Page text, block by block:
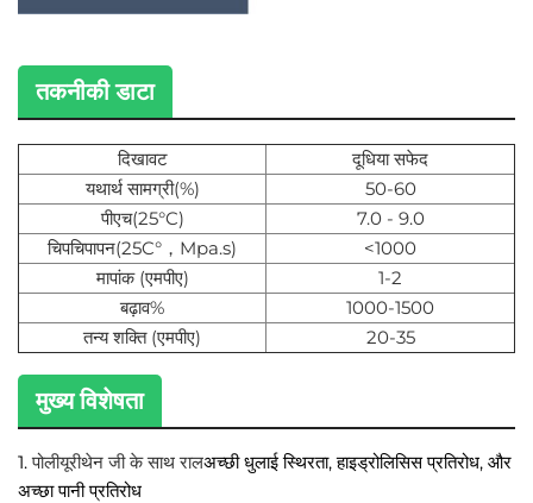
तकनीकी डाटा
दिखावट
दूधिया सफेद
यथार्थ सामग्री(%)
50-60
पीएच(25°C)
7.0 - 9.0
चिपचिपापन(25C°，Mpa.s)
<1000
मापांक (एमपीए)
1-2
बढ़ाव%
1000-1500
तन्य शक्ति (एमपीए)
20-35
मुख्य विशेषता
1.पोलीयूरीथेनजी के साथ रालअच्छी धुलाई स्थिरता, हाइड्रोलिसिस प्रतिरोध, और
अच्छा पानी प्रतिरोध